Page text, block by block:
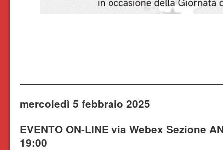
mercoledì 5 febbraio 2025
EVENTO ON-LINE via Webex Sezione
19:00